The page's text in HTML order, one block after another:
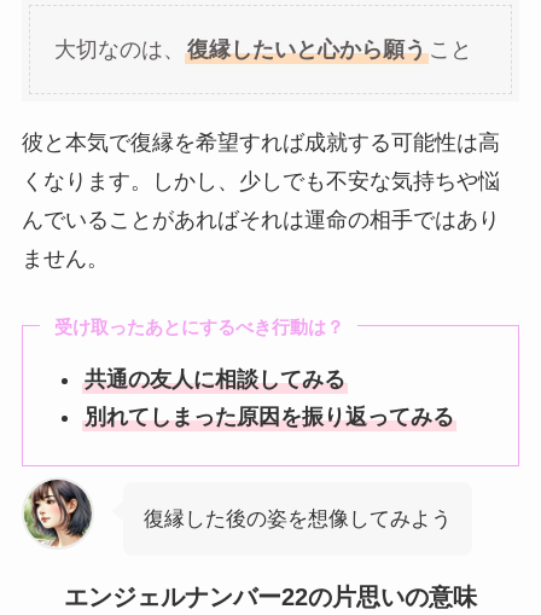
大切なのは、 復縁したいと心から願うこと
彼と本気で復縁を希望すれば成就する可能性は高
くなります。しかし、少しでも不安な気持ちや悩
んでいることがあればそれは運命の相手ではあり
ません。
受け取ったあとにするべき行動は？
共通の友人に相談してみる
別れてしまった原因を振り返ってみる
復縁した後の姿を想像してみよう
エンジェルナンバー22の片思いの意味